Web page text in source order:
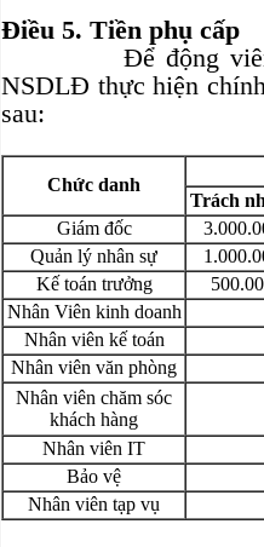
Điều 5. Tiền phụ cấp
Để động viên
NSDLĐ thực hiện
sau:
Chức danh
Trách
Giám đốc
Quản lý nhân sự
Kế toán trưởng
Nhân Viên kinh doanh
Nhân viên kế toán
Nhân viên văn phòng
Nhân viên chăm sóc
khách hàng
Nhân viên IT
Bảo vệ
Nhân viên tạp vụ